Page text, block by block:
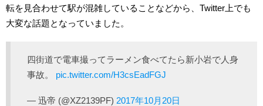
転を見合わせて駅が混雑していることなどから、Twitter上でも
大変な話題となっていました。
四街道で電車撮ってラーメン食べてたら新小岩で人身
事故。 pic.twitter.com/H3csEadFGJ
— 迅帝 (@XZ2139PF) 2017年10月20日